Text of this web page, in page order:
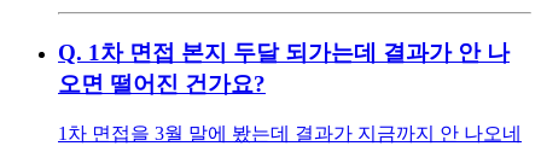
Q. 1차 면접 본지 두달 되가는데 결과가 안 나
오면 떨어진 건가요?
1차 면접을 3월 말에 봤는데 결과가 지금까지 안 나오네